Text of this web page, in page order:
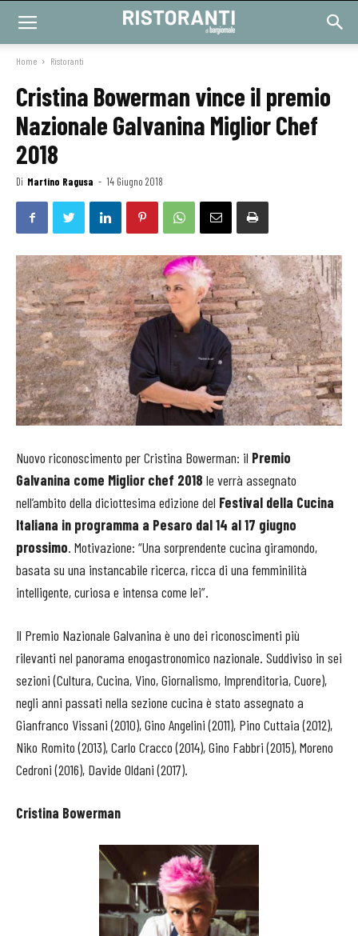
Home Ristoranti
Cristina Bowerman vince il premio
Nazionale Galvanina Miglior Chef
2018
Di Martino Ragusa - 14 Giugno 2018
Nuovo riconoscimento per Cristina Bowerman: il Premio
Galvanina come Miglior chef 2018 le verrà assegnato
nell’ambito della diciottesima edizione del Festival della Cucina
Italiana in programma a Pesaro dal 14 al 17 giugno
prossimo. Motivazione: “Una sorprendente cucina giramondo,
basata su una instancabile ricerca, ricca di una femminilità
intelligente, curiosa e intensa come lei”.
Il Premio Nazionale Galvanina è uno dei riconoscimenti più
rilevanti nel panorama enogastronomico nazionale. Suddiviso in sei
sezioni (Cultura, Cucina, Vino, Giornalismo, Imprenditoria, Cuore),
negli anni passati nella sezione cucina è stato assegnato a
Gianfranco Vissani (2010), Gino Angelini (2011), Pino Cuttaia (2012),
Niko Romito (2013), Carlo Cracco (2014), Gino Fabbri (2015), Moreno
Cedroni (2016), Davide Oldani (2017).
Cristina Bowerman